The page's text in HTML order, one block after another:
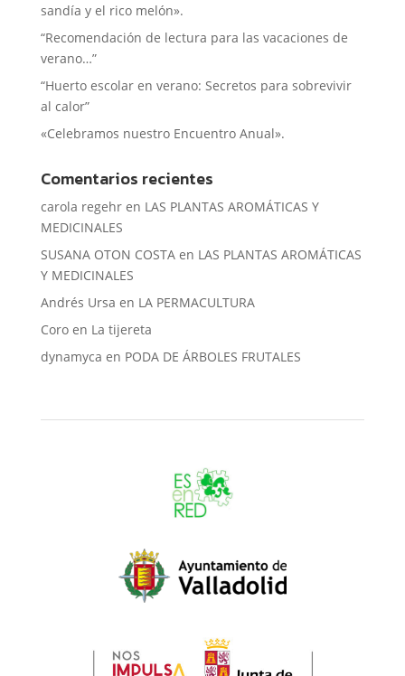
sandía y el rico melón».
“Recomendación de lectura para las vacaciones de
verano…”
“Huerto escolar en verano: Secretos para sobrevivir
al calor”
«Celebramos nuestro Encuentro Anual».
Comentarios recientes
carola regehren LAS PLANTAS AROMÁTICAS Y
MEDICINALES
SUSANA OTON COSTAen LAS PLANTAS AROMÁTICAS
Y MEDICINALES
Andrés Ursa en LA PERMACULTURA
Coroen La tijereta
dynamyca en PODA DE ÁRBOLES FRUTALES